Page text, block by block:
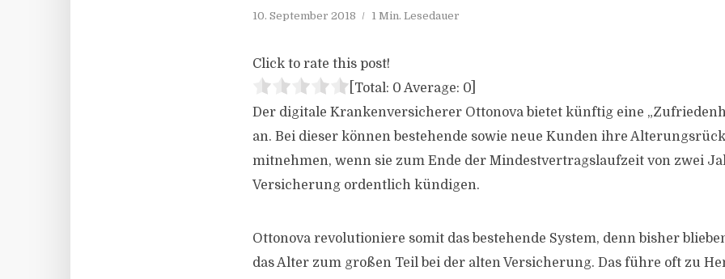
10. September 2018 1 Min. Lesedauer
Click to rate this post!
[Total: 0 Average: 0
Der digitale Krankenversicherer Ottonova bietet künftig eine
an. Bei dieser können bestehende sowie neue Kunden ihre
mitnehmen, wenn sie zum Ende der Mindestvertragslaufzeit von zwei
Versicherung ordentlich kündigen.
Ottonova revolutioniere somit das bestehende System, denn bisher
das Alter zum großen Teil bei der alten Versicherung. Das führe oft zu